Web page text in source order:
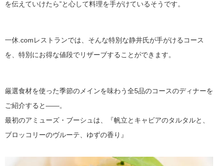
を伝えていけたら”と心して料理を手がけているそうです。
一休.comレストランでは、そんな特別な静井氏が手がけるコース
を、特別にお得な値段でリザーブすることができます。
厳選食材を使った季節のメインを味わう全5品のコースのディナーを
ご紹介すると――。
最初のアミューズ・ブーシュは、『帆立とキャビアのタルタルと、
ブロッコリーのヴルーテ、ゆずの香り』